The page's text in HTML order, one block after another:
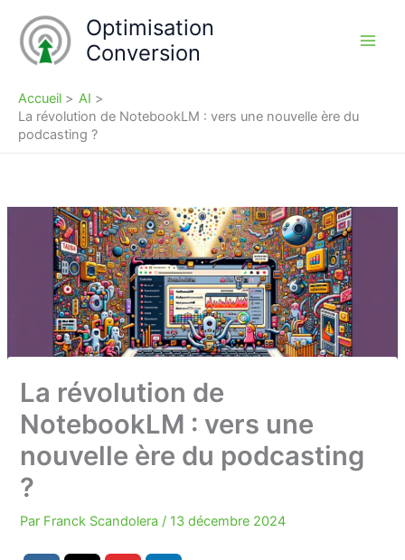
contenu
Optimisation
Conversion
Accueil
AI
La révolution de NotebookLM : vers une nouvelle ère du
podcasting ?
La révolution de
NotebookLM : vers une
nouvelle ère du podcasting
?
Par Franck Scandolera / 13 décembre 2024